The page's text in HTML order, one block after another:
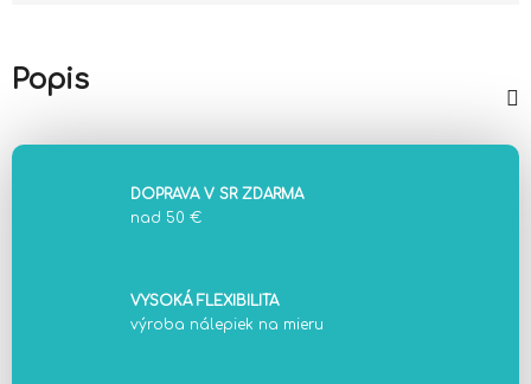
Popis
DOPRAVA V SR ZDARMA
nad 50 €
VYSOKÁ FLEXIBILITA
výroba nálepiek na mieru